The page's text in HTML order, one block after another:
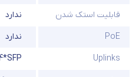
قابلیت استک شدن
ندارد
PoE
ندارد
Uplinks